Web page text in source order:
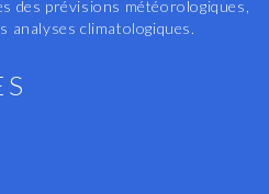
des prévisions météorologiques,
analyses climatologiques.